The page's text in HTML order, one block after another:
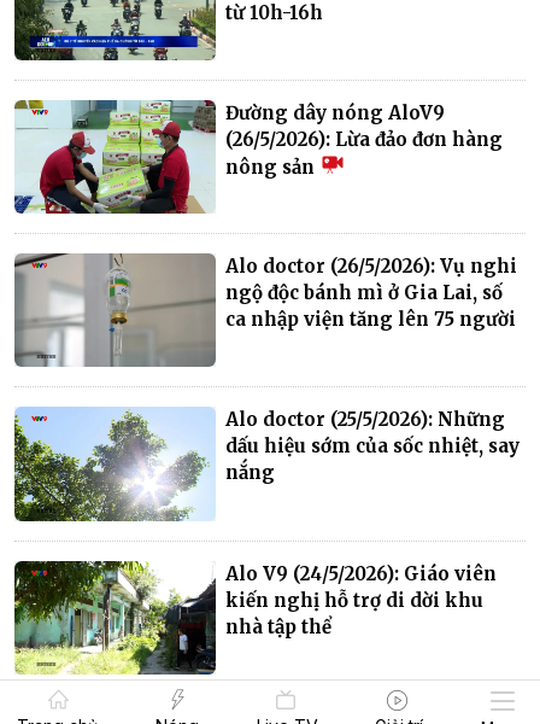
từ 10h-16h
Đường dây nóng AloV9
(26/5/2026): Lừa đảo đơn hàng
nông sản
Alo doctor (26/5/2026): Vụ nghi
ngộ độc bánh mì ở Gia Lai, số
ca nhập viện tăng lên 75 người
Alo doctor (25/5/2026): Những
dấu hiệu sớm của sốc nhiệt, say
nắng
Alo V9 (24/5/2026): Giáo viên
kiến nghị hỗ trợ di dời khu
nhà tập thể